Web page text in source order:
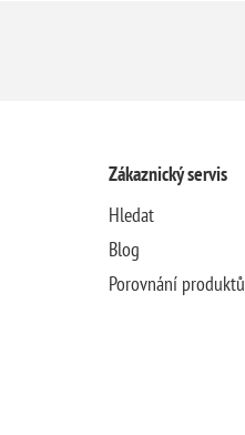
Zákaznický servis
Hledat
Blog
Porovnání produktů